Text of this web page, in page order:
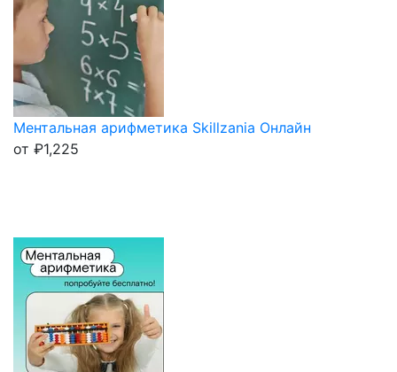
Ментальная арифметика Skillzania Онлайн
от ₽1,225